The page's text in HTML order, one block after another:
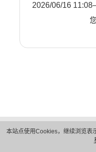
本站点使用Cookies，继续浏览表
2026/06/16